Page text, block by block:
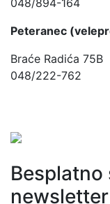
Peteranec
Braće Radića 75B
048/222-762
Besplatno
newsletter